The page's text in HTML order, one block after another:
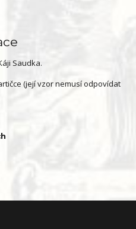
Saudka.
(její vzor nemusí odpovídat